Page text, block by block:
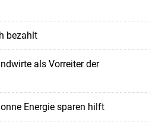
bezahlt
als Vorreiter der
Energie sparen hilft